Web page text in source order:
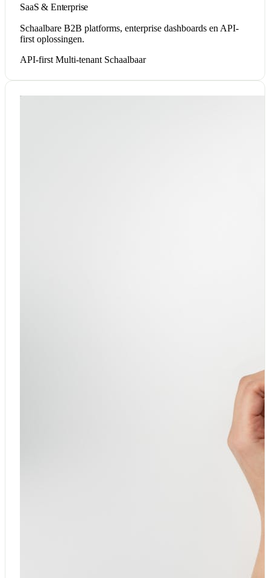
SaaS & Enterprise
Schaalbare B2B platforms, enterprise dashboards en API-
first oplossingen.
API-first Multi-tenant Schaalbaar